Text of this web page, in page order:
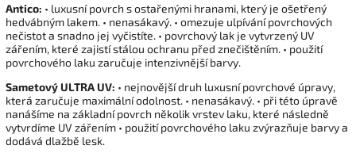
Antico: • luxusní povrch s ostařenými hranami, který je ošetřený
hedvábným lakem. • nenasákavý. • omezuje ulpívání povrchových
nečistot a snadno jej vyčistíte. • povrchový lak je vytvrzený UV
zářením, které zajistí stálou ochranu před znečištěním. • použití
povrchového laku zaručuje intenzivnější barvy.
Sametový ULTRA UV: • nejnovější druh luxusní povrchové úpravy,
která zaručuje maximální odolnost. • nenasákavý. • při této úpravě
nanášíme na základní povrch několik vrstev laku, které následně
vytvrdíme UV zářením • použití povrchového laku zvýrazňuje barvy a
dodává dlažbě lesk.